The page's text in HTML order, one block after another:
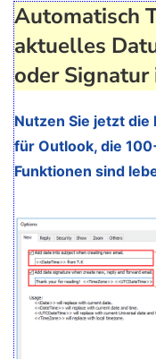
Automatisch
aktuelles
oder
Nutzen Sie jetzt
für Outlook, die
Funktionen sind